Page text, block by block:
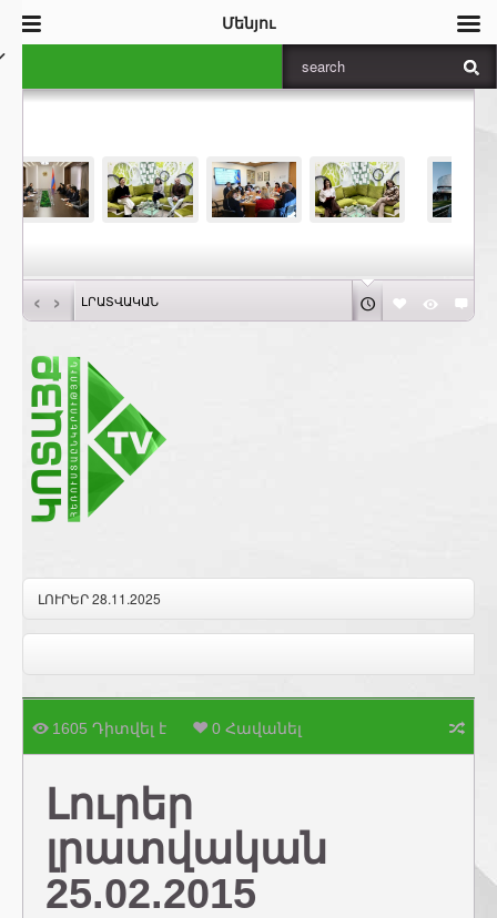
‹ › ԼՐԱՏՎԱԿԱՆ
ԼՈՒՐԵՐ 28.11.2025
1605 Դիտվել է 0 Հավանել
Լուրեր
լրատվական
25.02.2015
Մենյու